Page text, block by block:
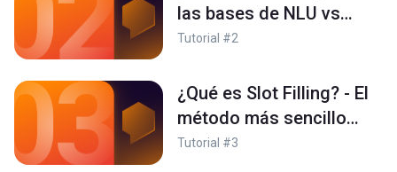
las bases de NLU vs
Speech recognition
Tutorial #2
¿Qué es Slot Filling? - El
método más sencillo
para crear agentes
Tutorial #3